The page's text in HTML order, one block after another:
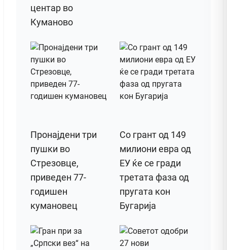
центар во
Куманово
Пронајдени три
пушки во
Стрезовце,
приведен 77-
годишен
кумановец
Со грант од 149
милиони евра од
ЕУ ќе се гради
третата фаза од
пругата кон
Бугарија